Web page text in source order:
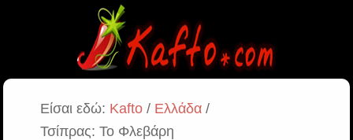
Είσαι εδώ: Kafto/ Ελλάδα/
Τσίπρας: Το Φλεβάρη